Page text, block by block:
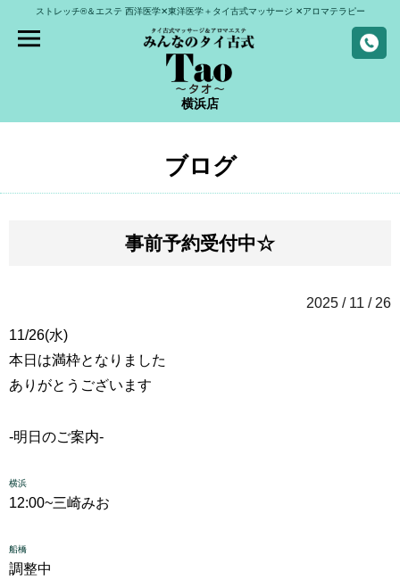
ストレッチ®＆エステ 西洋医学✕東洋医学＋タイ古式マッサージ ✕アロマテラピー
横浜店
ブログ
事前予約受付中☆
2025 / 11 / 26
11/26(水)
本日は満枠となりました
ありがとうございます
-明日のご案内-
横浜
12:00~三崎みお
船橋
調整中